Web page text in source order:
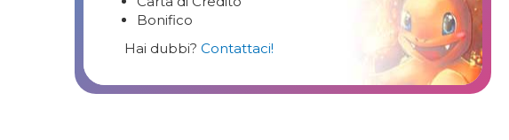
Bonifico
Hai dubbi?Contattaci!